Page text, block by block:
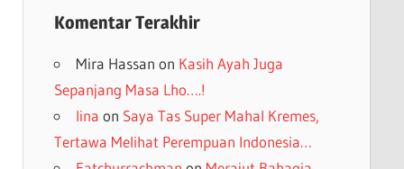
Komentar Terakhir
Mira Hassan on Kasih Ayah Juga
Sepanjang Masa Lho….!
lina on Saya Tas Super Mahal Kremes,
Tertawa Melihat Perempuan Indonesia…